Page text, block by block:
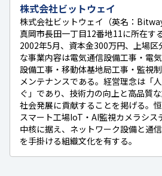
株式会社ビットウェイ
株式会社ビットウェイ（英名：
真岡市長田一丁目12番地11に所在す
2002年5月、資本金300万円、上場区
な事業内容は電気通信設備工事・電
設備工事・移動体基地局工事・監視
メンテナンスである。経営理念は「
ぐ」であり、技術力の向上と高品質
社会発展に貢献することを掲げる。
スマート工場IoT・AI監視カメラシス
中核に据え、ネットワーク設備と通
を手掛ける組織文化を有する。